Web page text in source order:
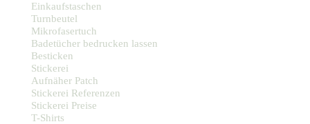
Einkaufstaschen
Turnbeutel
Mikrofasertuch
Badetücher bedrucken lassen
Besticken
Stickerei
Aufnäher Patch
Stickerei Referenzen
Stickerei Preise
T-Shirts